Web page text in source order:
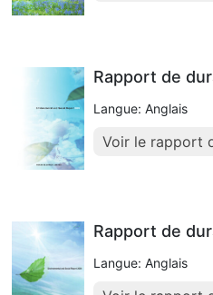
Rapport de
Langue: Anglais
Voir le rapport
Rapport de
Langue: Anglais